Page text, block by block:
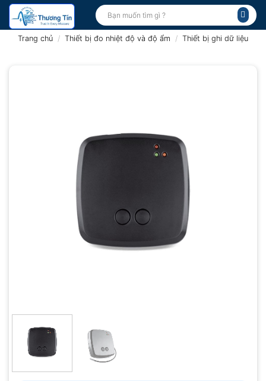
Bỏ
qua
Tìm
kiếm:
Trang chủ / Thiết bị đo nhiệt độ và độ ẩm / Thiết bị ghi dữ liệu